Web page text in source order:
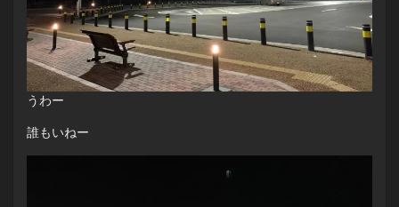
うわー
誰もいねー